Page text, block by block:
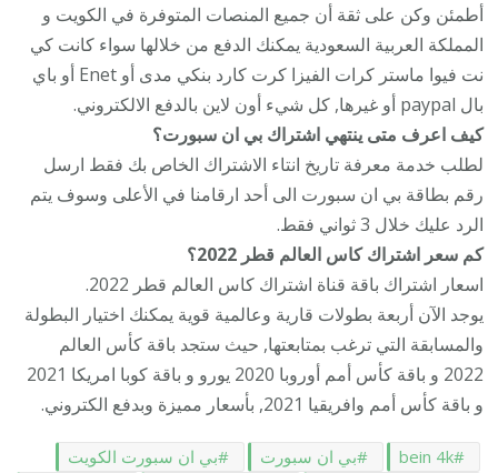
أطمئن وكن على ثقة أن جميع المنصات المتوفرة في الكويت و
المملكة العربية السعودية يمكنك الدفع من خلالها سواء كانت كي
نت فيوا ماستر كرات الفيزا كرت كارد بنكي مدى أو Enet أو باي
بال paypal أو غيرها, كل شيء أون لاين بالدفع الالكتروني.
كيف اعرف متى ينتهي اشتراك بي ان سبورت؟
لطلب خدمة معرفة تاريخ انتاء الاشتراك الخاص بك فقط ارسل
رقم بطاقة بي ان سبورت الى أحد ارقامنا في الأعلى وسوف يتم
الرد عليك خلال 3 ثواني فقط.
كم سعر اشتراك كاس العالم قطر 2022؟
اسعار اشتراك باقة قناة اشتراك كاس العالم قطر 2022.
يوجد الآن أربعة بطولات قارية وعالمية قوية يمكنك اختيار البطولة
والمسابقة التي ترغب بمتابعتها, حيث ستجد باقة كأس العالم
2022 و باقة كأس أمم أوروبا 2020 يورو و باقة كوبا امريكا 2021
و باقة كأس أمم وافريقيا 2021, بأسعار مميزة وبدفع الكتروني.
bein 4k بي ان سبورت
بي ان سبورت الكويت